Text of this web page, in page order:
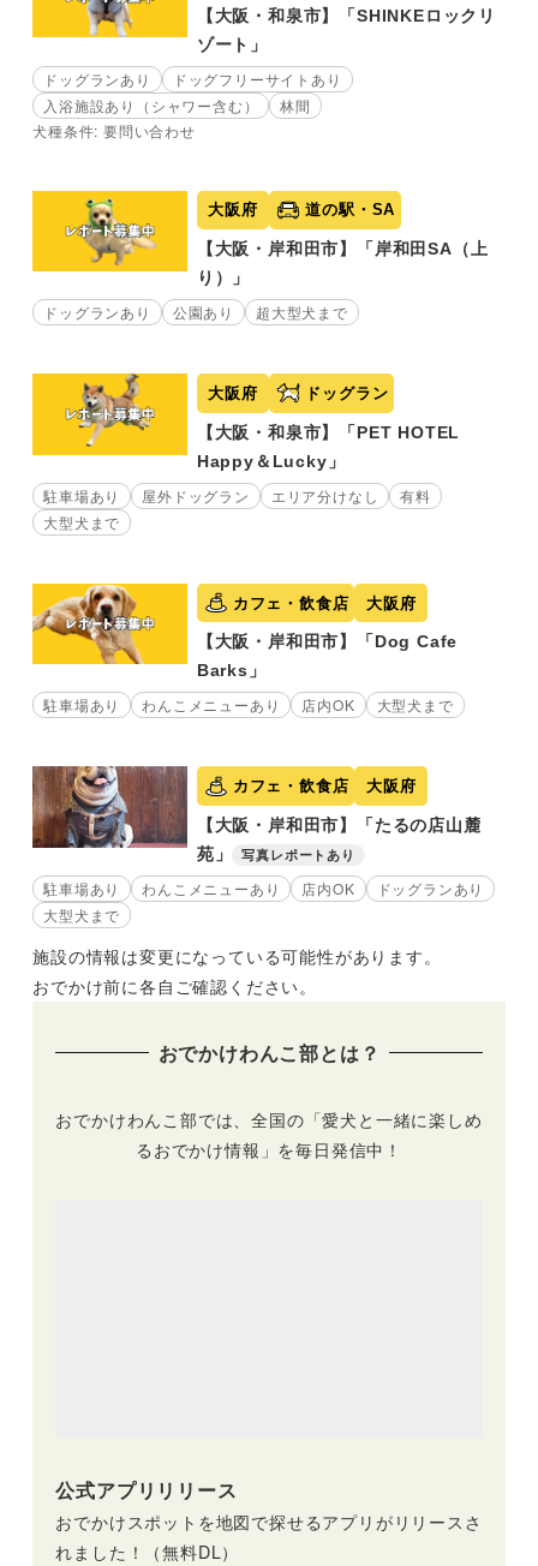
【大阪・和泉市】「SHINKEロックリ
ゾート」
ドッグランあり
ドッグフリーサイトあり
入浴施設あり（シャワー含む）
林間
犬種条件: 要問い合わせ
大阪府 道の駅・SA
【大阪・岸和田市】「岸和田SA（上
り）」
ドッグランあり 公園あり 超大型犬まで
大阪府 ドッグラン
【大阪・和泉市】「PET HOTEL
Happy＆Lucky」
駐車場あり 屋外ドッグラン エリア分けなし
有料
大型犬まで
カフェ・飲食店 大阪府
【大阪・岸和田市】「Dog Cafe
Barks」
駐車場あり わんこメニューあり 店内OK 大型犬まで
カフェ・飲食店 大阪府
【大阪・岸和田市】「たるの店山麓
苑」
写真レポートあり
駐車場あり わんこメニューあり 店内OK
ドッグランあり
大型犬まで
施設の情報は変更になっている可能性があります。
おでかけ前に各自ご確認ください。
おでかけわんこ部とは？
おでかけわんこ部では、全国の「愛犬と一緒に楽しめ
るおでかけ情報」を毎日発信中！
公式アプリリリース
おでかけスポットを地図で探せるアプリがリリースさ
れました！（無料DL）